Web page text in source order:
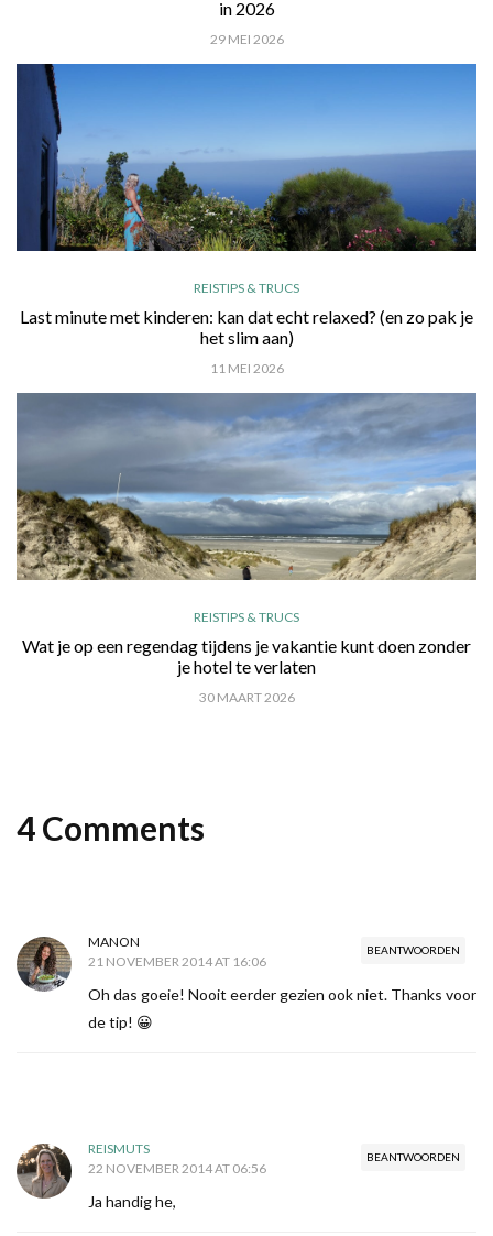
in 2026
29 MEI 2026
REISTIPS & TRUCS
Last minute met kinderen: kan dat echt relaxed? (en zo pak je
het slim aan)
11 MEI 2026
REISTIPS & TRUCS
Wat je op een regendag tijdens je vakantie kunt doen zonder
je hotel te verlaten
30 MAART 2026
4 Comments
BEANTWOORDEN
MANON
21 NOVEMBER 2014 AT 16:06
Oh das goeie! Nooit eerder gezien ook niet. Thanks voor
de tip! 😀
BEANTWOORDEN
REISMUTS
22 NOVEMBER 2014 AT 06:56
Ja handig he,